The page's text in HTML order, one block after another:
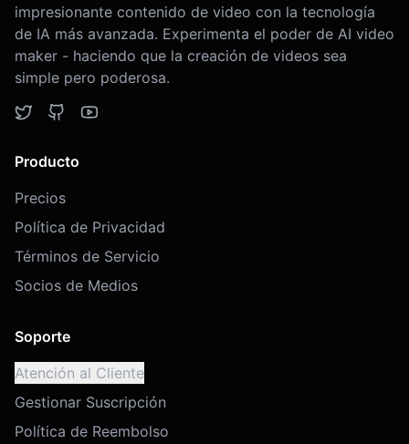
impresionante contenido de video con la tecnología
de IA más avanzada. Experimenta el poder de AI video
maker - haciendo que la creación de videos sea
simple pero poderosa.
Producto
Precios
Política de Privacidad
Términos de Servicio
Socios de Medios
Soporte
Atención al Cliente
Gestionar Suscripción
Política de Reembolso